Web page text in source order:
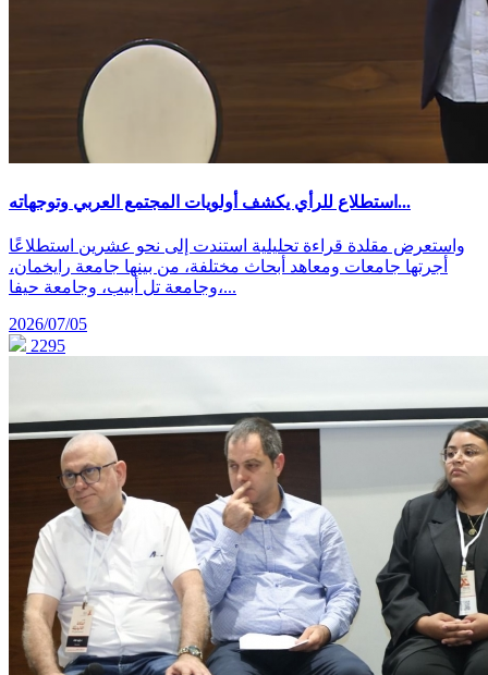
استطلاع للرأي يكشف أولويات المجتمع العربي وتوجهاته...
واستعرض مقلدة قراءة تحليلية استندت إلى نحو عشرين استطلاعًا
أجرتها جامعات ومعاهد أبحاث مختلفة، من بينها جامعة رايخمان،
وجامعة تل أبيب، وجامعة حيفا،...
2026/07/05
2295